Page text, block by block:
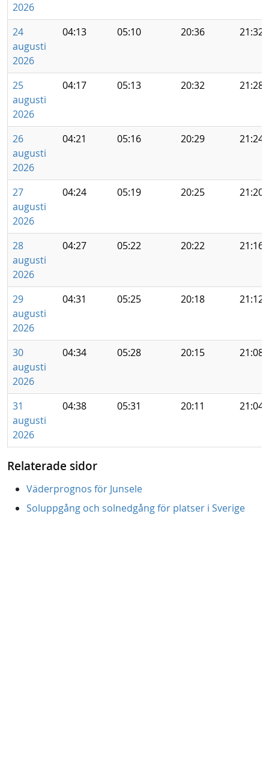
2026
24
augusti
2026
04:13 05:10 20:36 21:32
25
augusti
2026
04:17 05:13 20:32 21:28
26
augusti
2026
04:21 05:16 20:29 21:24
27
augusti
2026
04:24 05:19 20:25 21:20
28
augusti
2026
04:27 05:22 20:22 21:16
29
augusti
2026
04:31 05:25 20:18 21:12
30
augusti
2026
04:34 05:28 20:15 21:08
31
augusti
2026
04:38 05:31 20:11 21:04
Relaterade sidor
Väderprognos för Junsele
Soluppgång och solnedgång för platser i Sverige